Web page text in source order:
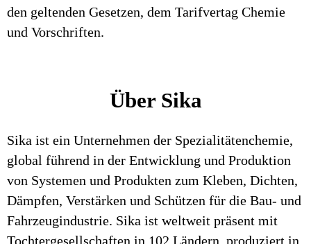
den geltenden Gesetzen, dem Tarifvertag Chemie
und Vorschriften.
Über Sika
Sika ist ein Unternehmen der Spezialitätenchemie,
global führend in der Entwicklung und Produktion
von Systemen und Produkten zum Kleben, Dichten,
Dämpfen, Verstärken und Schützen für die Bau- und
Fahrzeugindustrie. Sika ist weltweit präsent mit
Tochtergesellschaften in 102 Ländern, produziert in